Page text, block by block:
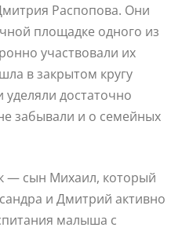
Распопова. Они
площадке одного из
участвовали их
в закрытом кругу
уделяли достаточно
забывали и о семейных
— сын Михаил, который
и Дмитрий активно
малыша с